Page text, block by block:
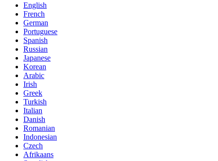
English
French
German
Portuguese
Spanish
Russian
Japanese
Korean
Arabic
Irish
Greek
Turkish
Italian
Danish
Romanian
Indonesian
Czech
Afrikaans